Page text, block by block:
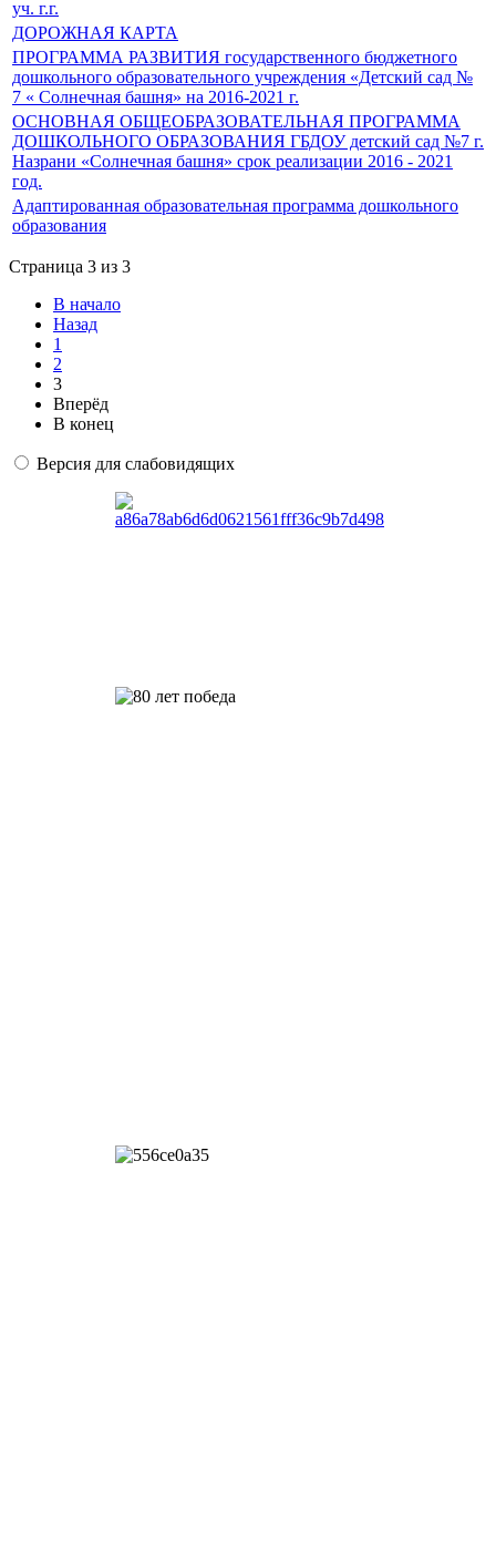
уч. г.г.
ДОРОЖНАЯ КАРТА
ПРОГРАММА РАЗВИТИЯ государственного бюджетного
дошкольного образовательного учреждения «Детский сад №
7 « Солнечная башня» на 2016-2021 г.
ОСНОВНАЯ ОБЩЕОБРАЗОВАТЕЛЬНАЯ ПРОГРАММА
ДОШКОЛЬНОГО ОБРАЗОВАНИЯ ГБДОУ детский сад №7 г.
Назрани «Солнечная башня» срок реализации 2016 - 2021
год.
Адаптированная образовательная программа дошкольного
образования
Страница 3 из 3
В начало
Назад
1
2
3
Вперёд
В конец
Версия для слабовидящих